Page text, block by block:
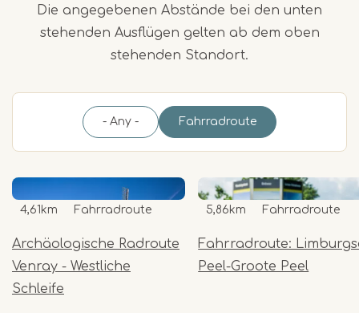
Die angegebenen Abstände bei den unten
stehenden Ausflügen gelten ab dem oben
stehenden Standort.
- Any - Fahrradroute
Archäologische Radroute
Venray - Westliche
Schleife
4,61km Fahrradroute
Fahrradroute:
Peel-Groote Peel
5,86km Fahrradroute